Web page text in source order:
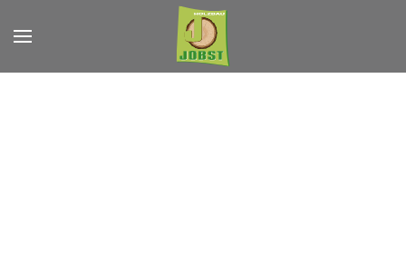
Zum Hauptinhalt springen